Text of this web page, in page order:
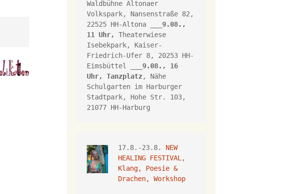
Waldbühne Altonaer
Volkspark, Nansenstraße 82,
22525 HH-Altona
9.08.,
11 Uhr,
Theaterwiese
Isebekpark, Kaiser-
Friedrich-Ufer 8, 20253 HH-
Eimsbüttel ___ 9.08., 16
Uhr, Tanzplatz, Nähe
Schulgarten im Harburger
Stadtpark, Hohe Str. 103,
21077 HH-Harburg
17.8.-23.8. NEW
HEALING FESTIVAL
Klang, Poesie &
Drachen, Workshop